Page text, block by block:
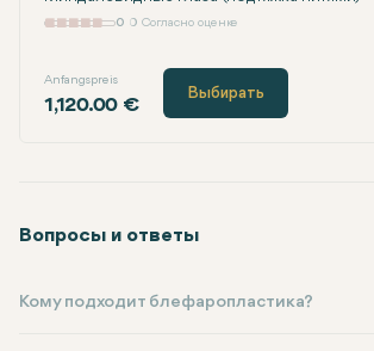
0 0 Согласно оценке
Anfangspreis
1,120.00 €
Выбирать
Вопросы и ответы
Кому подходит блефаропластика?